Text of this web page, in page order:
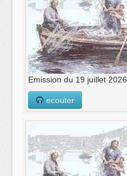
Emission du 19 juillet 2026
ecouter